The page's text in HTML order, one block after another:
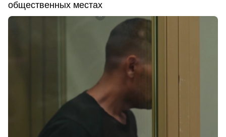
общественных местах